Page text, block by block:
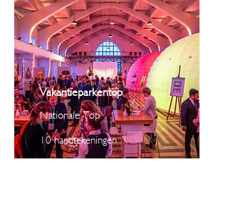
Vakantieparkentop
Nationale Top
10 handtekeningen